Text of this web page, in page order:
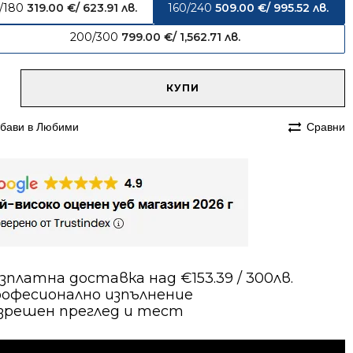
180 319.00 €/ 623.91 лв. 160/240 509.00 €/ 995.52 лв.
200/300 799.00 €/ 1,562.71 лв.
КУПИ
в Любими Сравни
доставка над €153.39 / 300лв.
изпълнение
преглед и тест